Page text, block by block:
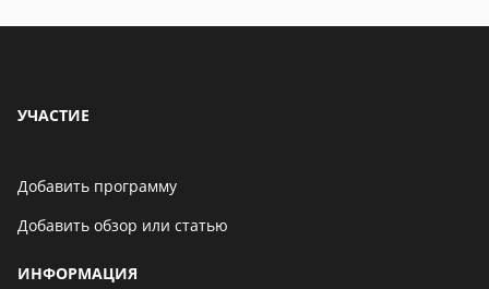
УЧАСТИЕ
Добавить программу
Добавить обзор или статью
ИНФОРМАЦИЯ